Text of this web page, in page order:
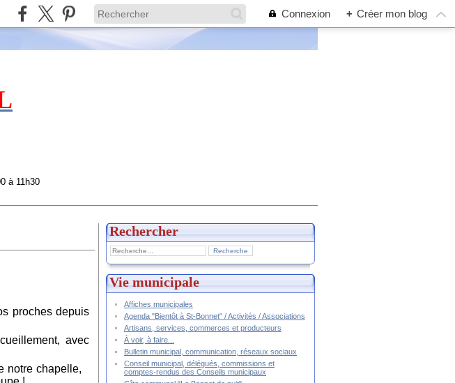
Connexion + Créer mon blog
à 11h30
proches depuis
avec
notre chapelle,
Rechercher
Vie municipale
Affiches municipales
Agenda "Bientôt à St-Bonnet" / Activités / Associations
Artisans, services, commerces et producteurs
À voir, à faire...
Bulletin municipal, communication, réseaux sociaux
Conseil municipal, délégués, commissions et
comptes-rendus des Conseils municipaux